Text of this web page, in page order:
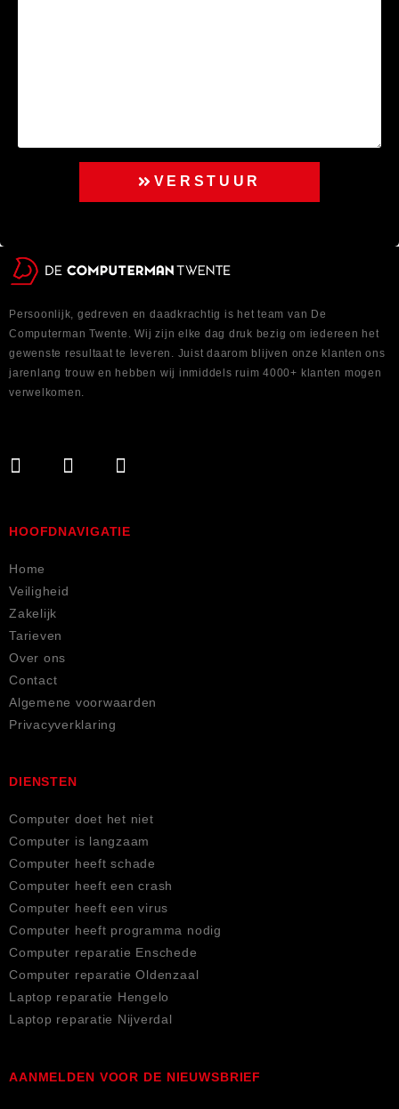
VERSTUUR
Persoonlijk, gedreven en daadkrachtig is het team van De
Computerman Twente. Wij zijn elke dag druk bezig om iedereen het
gewenste resultaat te leveren. Juist daarom blijven onze klanten ons
jarenlang trouw en hebben wij inmiddels ruim 4000+ klanten mogen
verwelkomen.
HOOFDNAVIGATIE
Home
Veiligheid
Zakelijk
Tarieven
Over ons
Contact
Algemene voorwaarden
Privacyverklaring
DIENSTEN
Computer doet het niet
Computer is langzaam
Computer heeft schade
Computer heeft een crash
Computer heeft een virus
Computer heeft programma nodig
Computer reparatie Enschede
Computer reparatie Oldenzaal
Laptop reparatie Hengelo
Laptop reparatie Nijverdal
AANMELDEN VOOR DE NIEUWSBRIEF